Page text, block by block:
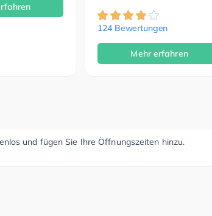
124 Bewertungen
Mehr erfahren
und fügen Sie Ihre Öffnungszeiten hinzu.